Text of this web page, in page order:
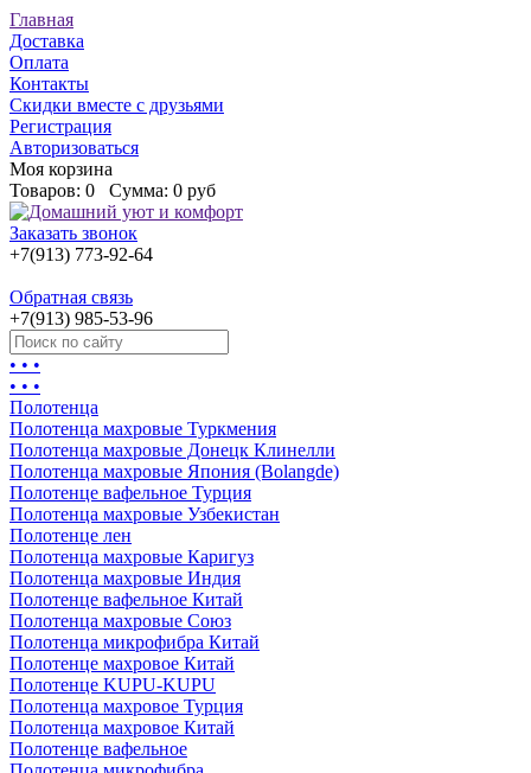
Главная
Доставка
Оплата
Контакты
Скидки вместе с друзьями
Регистрация
Авторизоваться
Моя корзина
Товаров: 0 Сумма: 0 руб
Заказать звонок
+7(913) 773-92-64
Обратная связь
+7(913) 985-53-96
• • •
• • •
Полотенца
Полотенца махровые Туркмения
Полотенца махровые Донецк Клинелли
Полотенца махровые Япония (Bolangde)
Полотенце вафельное Турция
Полотенца махровые Узбекистан
Полотенце лен
Полотенца махровые Каригуз
Полотенца махровые Индия
Полотенце вафельное Китай
Полотенца махровые Союз
Полотенца микрофибра Китай
Полотенце махровое Китай
Полотенце KUPU-KUPU
Полотенца махровое Турция
Полотенца махровое Китай
Полотенце вафельное